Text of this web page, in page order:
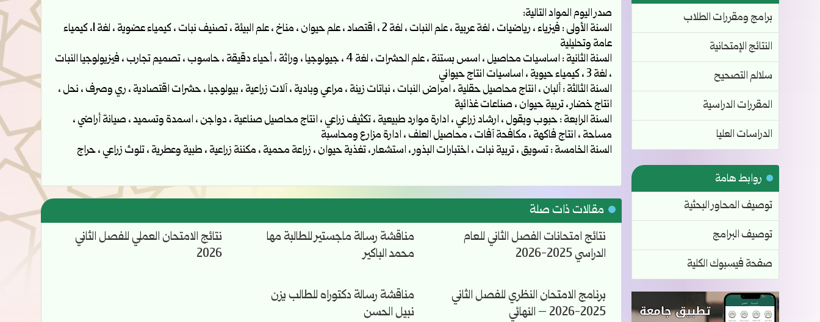
صدر اليوم المواد التالية:
السنة الأولى : فيزياء ، رياضيات ، لغة عربية ، علم النبات ، لغة 2 ، اقتصاد ، علم حيوان ، مناخ ، علم البيئة ، تصنيف نبات ، كيمياء عضوية ، لغة 1، كيمياء
عامة وتحليلية
السنة الثانية : اساسيات محاصيل ، اسس بستنة ، علم الحشرات ، لغة 4 ، جيولوجيا ، وراثة ، أحياء دقيقة ، حاسوب ، تصميم تجارب ، فيزيولوجيا النبات
، لغة 3 ، كيمياء حيوية ، اساسيات انتاج حيواني
السنة الثالثة : ألبان ، انتاج محاصيل حقلية ، امراض النبات ، نباتات زينة ، مراعي وبادية ، آلات زراعية ، بيولوجيا ، حشرات اقتصادية ، ري وصرف ، نحل ،
انتاج خضار ، تربية حيوان ، صناعات غذائية
السنة الرابعة : حبوب وبقول ، ارشاد زراعي ، ادارة موارد طبيعية ، تكثيف زراعي ، انتاج محاصيل صناعية ، دواجن ، اسمدة وتسميد ، صيانة أراضي ،
مساحة ، انتاج فاكهة ، مكافحة آفات ، محاصيل العلف ، ادارة مزارع ومحاسبة
السنة الخامسة : تسويق ، تربية نبات ، اختبارات البذور ، استشعار ، تغذية حيوان ، زراعة محمية ، مكننة زراعية ، طبية وعطرية ، تلوث زراعي ، حراج
مقالات ذات صلة
نتائج امتحانات الفصل الثاني للعام
الدراسي 2025-2026
مناقشة رسالة ماجستير للطالبة مها
محمد الباكير
نتائج الامتحان العملي للفصل الثاني
2026
برنامج الامتحان النظري للفصل الثاني
2025-2026 – النهائي
مناقشة رسالة دكتوراه للطالب يزن
نبيل الحسن
برامج ومقررات الطلاب
النتائج الإمتحانية
سلالم التصحيح
المقررات الدراسية
الدراسات العليا
روابط هامة
توصيف المحاور البحثية
توصيف البرامج
صفحة فيسبوك الكلية